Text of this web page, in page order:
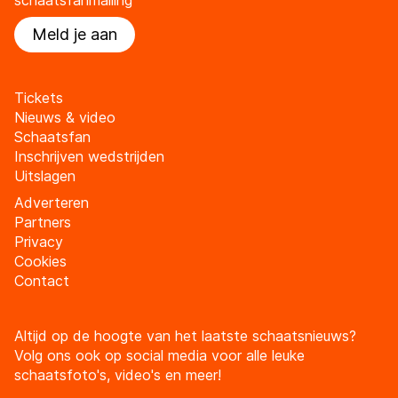
Meld je aan
Tickets
Nieuws & video
Schaatsfan
Inschrijven wedstrijden
Uitslagen
Adverteren
Partners
Privacy
Cookies
Contact
Altijd op de hoogte van het laatste schaatsnieuws?
Volg ons ook op social media voor alle leuke
schaatsfoto's, video's en meer!